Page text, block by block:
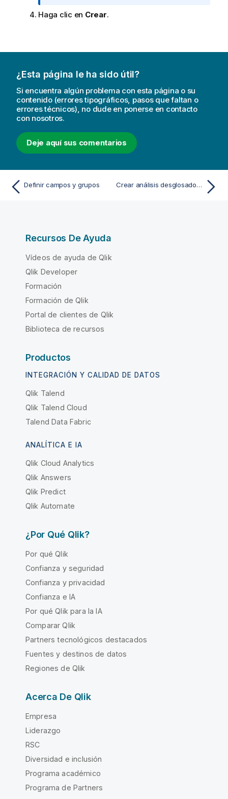
a
r
a
t
a
Haga clic en Crear.
¿Esta página le ha sido útil?
Si encuentra algún problema con esta página o su
contenido (errores tipográficos, pasos que faltan o
errores técnicos), no dude en ponerse en contacto
con nosotros.
Deje aquí sus comentarios
Definir campos y grupos Crear análisis desglosados con jerarquías
Recursos De Ayuda
Vídeos de ayuda de Qlik
Qlik Developer
Formación
Formación de Qlik
Portal de clientes de Qlik
Biblioteca de recursos
Productos
INTEGRACIÓN Y CALIDAD DE DATOS
Qlik Talend
Qlik Talend Cloud
Talend Data Fabric
ANALÍTICA E IA
Qlik Cloud Analytics
Qlik Answers
Qlik Predict
Qlik Automate
¿Por Qué Qlik?
Por qué Qlik
Confianza y seguridad
Confianza y privacidad
Confianza e IA
Por qué Qlik para la IA
Comparar Qlik
Partners tecnológicos destacados
Fuentes y destinos de datos
Regiones de Qlik
Acerca De Qlik
Empresa
Liderazgo
RSC
Diversidad e inclusión
Programa académico
Programa de Partners